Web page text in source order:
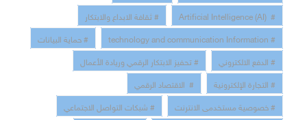
# Artificial Intelligence (AI)
# ثقافة الابداع والابتكار
# technology and communication Information
# حماية البيانات
# الدفع الالكتروني
# تحفيز الابتكار الرقمي وريادة الأعمال
# التجارة الإلكترونية
# الاقتصاد الرقمي
# خصوصية مستخدمى الانترنت
# شبكات التواصل الاجتماعي